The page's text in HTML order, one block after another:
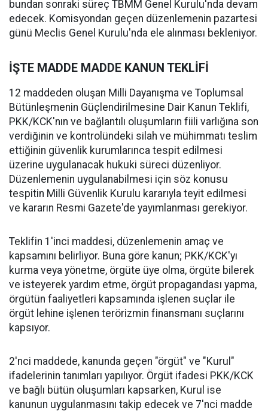
bundan sonraki süreç TBMM Genel Kurulu'nda devam
edecek. Komisyondan geçen düzenlemenin pazartesi
günü Meclis Genel Kurulu'nda ele alınması bekleniyor.
İŞTE MADDE MADDE KANUN TEKLİFİ
12 maddeden oluşan Milli Dayanışma ve Toplumsal
Bütünleşmenin Güçlendirilmesine Dair Kanun Teklifi,
PKK/KCK'nın ve bağlantılı oluşumların fiili varlığına son
verdiğinin ve kontrolündeki silah ve mühimmatı teslim
ettiğinin güvenlik kurumlarınca tespit edilmesi
üzerine uygulanacak hukuki süreci düzenliyor.
Düzenlemenin uygulanabilmesi için söz konusu
tespitin Milli Güvenlik Kurulu kararıyla teyit edilmesi
ve kararın Resmi Gazete'de yayımlanması gerekiyor.
Teklifin 1'inci maddesi, düzenlemenin amaç ve
kapsamını belirliyor. Buna göre kanun; PKK/KCK'yı
kurma veya yönetme, örgüte üye olma, örgüte bilerek
ve isteyerek yardım etme, örgüt propagandası yapma,
örgütün faaliyetleri kapsamında işlenen suçlar ile
örgüt lehine işlenen terörizmin finansmanı suçlarını
kapsıyor.
2'nci maddede, kanunda geçen "örgüt" ve "Kurul"
ifadelerinin tanımları yapılıyor. Örgüt ifadesi PKK/KCK
ve bağlı bütün oluşumları kapsarken, Kurul ise
kanunun uygulanmasını takip edecek ve 7'nci madde